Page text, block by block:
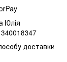
Юлія
доставки